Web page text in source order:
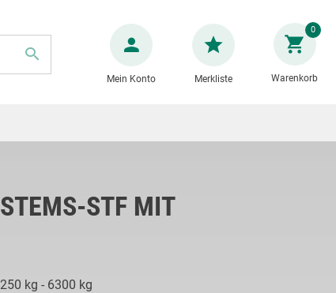
Zum
Inhalt
springen
Mein Konto Merkliste Warenkorb
0
STF MIT
kg - 6300 kg